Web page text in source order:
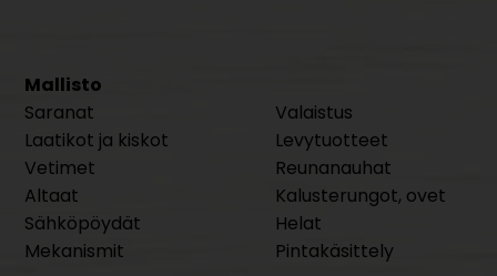
Mallisto
Saranat
Laatikot ja kiskot
Vetimet
Altaat
Sähköpöydät
Mekanismit
Valaistus
Levytuotteet
Reunanauhat
Kalusterungot, ovet
Helat
Pintakäsittely